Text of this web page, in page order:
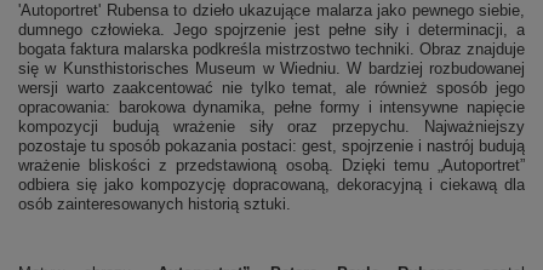
'Autoportret' Rubensa to dzieło ukazujące malarza jako pewnego siebie,
dumnego człowieka. Jego spojrzenie jest pełne siły i determinacji, a
bogata faktura malarska podkreśla mistrzostwo techniki. Obraz znajduje
się w Kunsthistorisches Museum w Wiedniu. W bardziej rozbudowanej
wersji warto zaakcentować nie tylko temat, ale również sposób jego
opracowania: barokowa dynamika, pełne formy i intensywne napięcie
kompozycji budują wrażenie siły oraz przepychu. Najważniejszy
pozostaje tu sposób pokazania postaci: gest, spojrzenie i nastrój budują
wrażenie bliskości z przedstawioną osobą. Dzięki temu „Autoportret”
odbiera się jako kompozycję dopracowaną, dekoracyjną i ciekawą dla
osób zainteresowanych historią sztuki.